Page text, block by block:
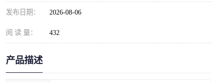
发布日期： 2026-08-06
阅 读 量： 432
产品描述